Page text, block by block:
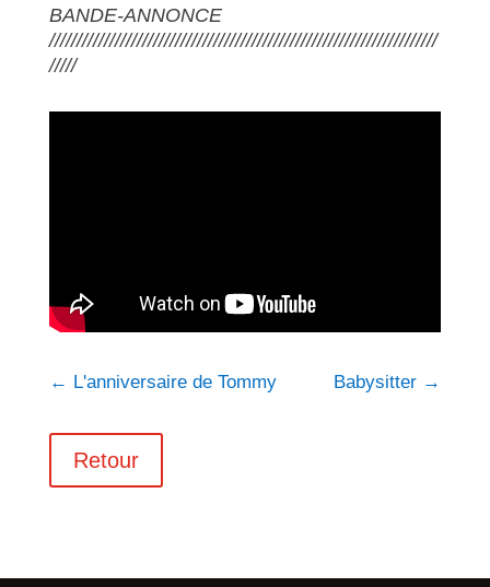
BANDE-ANNONCE
///////////////////////////////////////////////////////////////////////
/////
← L'anniversaire de Tommy Babysitter →
Retour